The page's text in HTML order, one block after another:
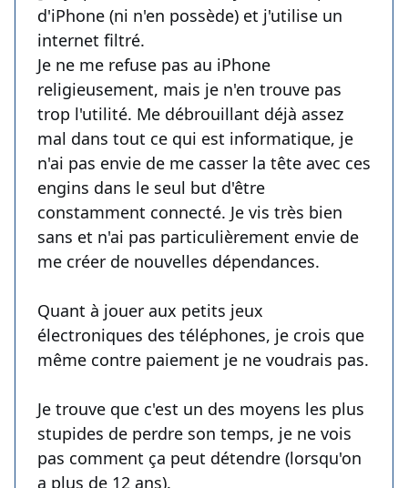
d'iPhone (ni n'en possède) et j'utilise un
internet filtré.
Je ne me refuse pas au iPhone
religieusement, mais je n'en trouve pas
trop l'utilité. Me débrouillant déjà assez
mal dans tout ce qui est informatique, je
n'ai pas envie de me casser la tête avec ces
engins dans le seul but d'être
constamment connecté. Je vis très bien
sans et n'ai pas particulièrement envie de
me créer de nouvelles dépendances.
Quant à jouer aux petits jeux
électroniques des téléphones, je crois que
même contre paiement je ne voudrais pas.
Je trouve que c'est un des moyens les plus
stupides de perdre son temps, je ne vois
pas comment ça peut détendre (lorsqu'on
a plus de 12 ans).